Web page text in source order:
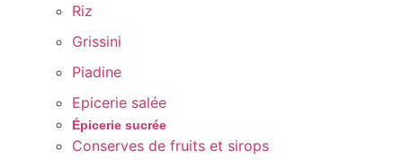
Riz
Grissini
Piadine
Epicerie salée
Épicerie sucrée
Conserves de fruits et sirops